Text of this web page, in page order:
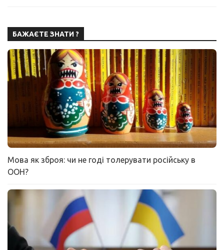
БАЖАЄТЕ ЗНАТИ ?
Мова як зброя: чи не годі толерувати російську в
ООН?